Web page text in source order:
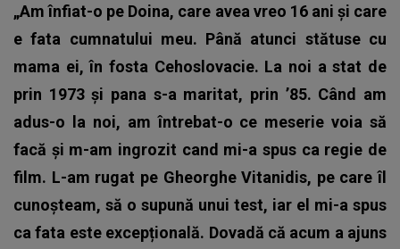
„Am înfiat-o pe Doina, care avea vreo 16 ani și care
e fata cumnatului meu. Până atunci stătuse cu
mama ei, în fosta Cehoslovacie. La noi a stat de
prin 1973 și pana s-a maritat, prin ’85. Când am
adus-o la noi, am întrebat-o ce meserie voia să
facă și m-am ingrozit cand mi-a spus ca regie de
film. L-am rugat pe Gheorghe Vitanidis, pe care îl
cunoșteam, să o supună unui test, iar el mi-a spus
ca fata este excepțională. Dovadă că acum a ajuns